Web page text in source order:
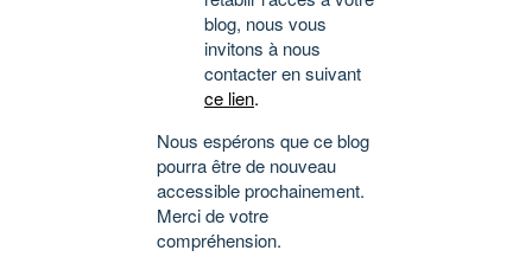
blog, nous vous
invitons à nous
contacter en suivant
ce lien.
Nous espérons que ce blog
pourra être de nouveau
accessible prochainement.
Merci de votre
compréhension.